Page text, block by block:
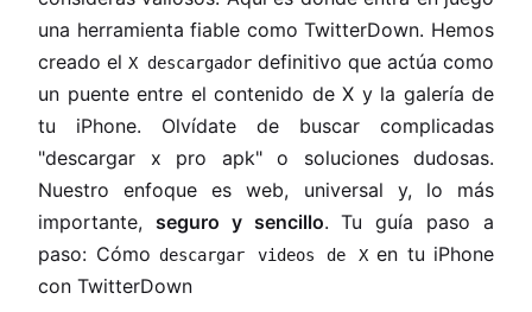
una herramienta fiable como TwitterDown. Hemos
creado el X descargador definitivo que actúa como
un puente entre el contenido de X y la galería de
tu iPhone. Olvídate de buscar complicadas
"descargar x pro apk" o soluciones dudosas.
Nuestro enfoque es web, universal y, lo más
importante, seguro y sencillo. Tu guía paso a
paso: Cómo descargar videos de Xen tu iPhone
con TwitterDown